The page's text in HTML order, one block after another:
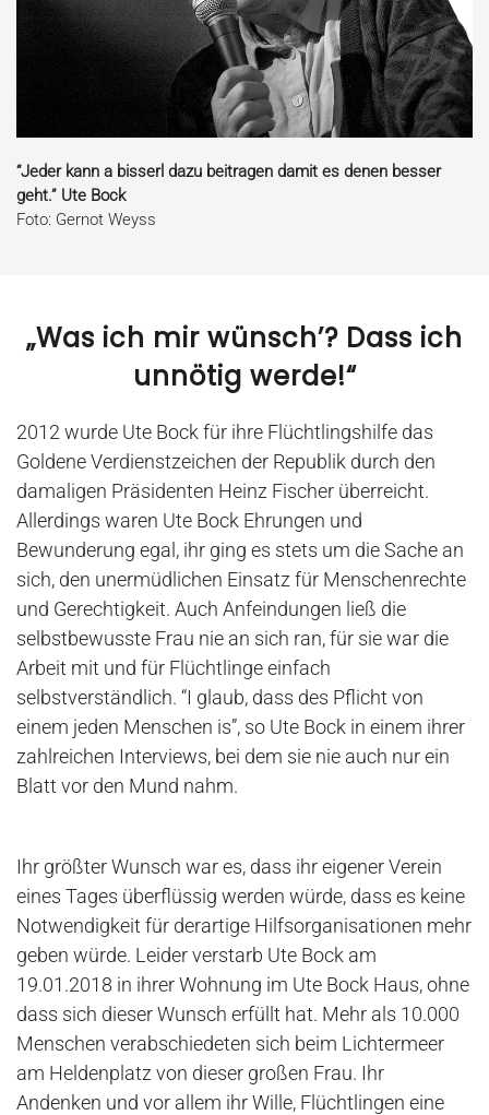
“Jeder kann a bisserl dazu beitragen damit es denen besser
geht.” Ute Bock
Foto: Gernot Weyss
„Was ich mir wünsch’? Dass ich
unnötig werde!“
2012 wurde Ute Bock für ihre Flüchtlingshilfe das
Goldene Verdienstzeichen der Republik durch den
damaligen Präsidenten Heinz Fischer überreicht.
Allerdings waren Ute Bock Ehrungen und
Bewunderung egal, ihr ging es stets um die Sache an
sich, den unermüdlichen Einsatz für Menschenrechte
und Gerechtigkeit. Auch Anfeindungen ließ die
selbstbewusste Frau nie an sich ran, für sie war die
Arbeit mit und für Flüchtlingeeinfach
selbstverständlich. “I glaub, dass des Pflicht von
einem jeden Menschen is”, so Ute Bock in einem ihrer
zahlreichen Interviews, bei dem sie nie auch nur ein
Blatt vor den Mund nahm.
Ihr größter Wunsch war es, dass ihr eigener Verein
eines Tages überflüssig werden würde, dass es keine
Notwendigkeit für derartige Hilfsorganisationen mehr
geben würde. Leider verstarb Ute Bock am
19.01.2018 in ihrer Wohnung im Ute Bock Haus, ohne
dass sich dieser Wunsch erfüllt hat. Mehr als 10.000
Menschen verabschiedeten sich beim Lichtermeer
am Heldenplatz von dieser großen Frau. Ihr
Andenken und vor allem ihr Wille, Flüchtlingen eine